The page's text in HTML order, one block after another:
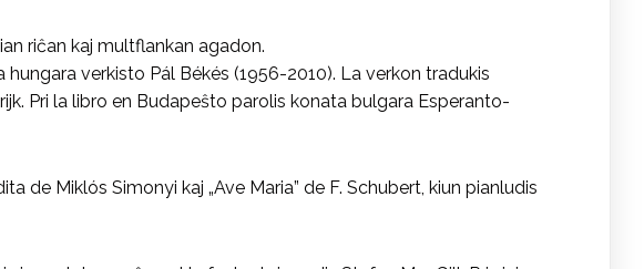
riĉan kaj multflankan agadon.
verkisto Pál Békés (1956-2010). La verkon tradukis
Pri la libro en Budapeŝto parolis konata bulgara Esperanto-
de Miklós Simonyi kaj „Ave Maria” de F. Schubert, kiun pianludis